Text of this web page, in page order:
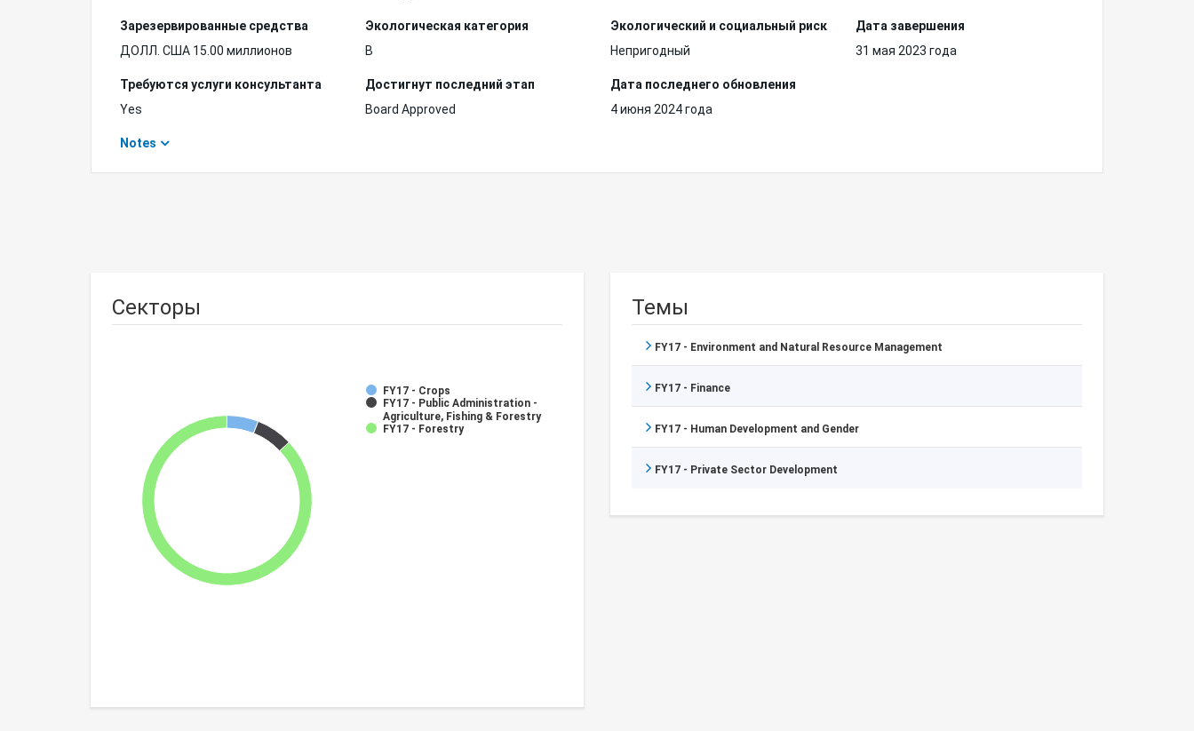
Зарезервированные средства
ДОЛЛ. США 15.00 миллионов
Экологическая категория
B
Экологический и социальный риск
Непригодный
Дата завершения
31 мая 2023 года
Требуются услуги консультанта
Yes
Достигнут последний этап
Board Approved
Дата последнего обновления
4 июня 2024 года
Notes
Секторы
FY17 - Crops
FY17 - Public Administration -
Agriculture, Fishing & Forestry
FY17 - Forestry
Темы
FY17 - Environment and Natural Resource Management
FY17 - Finance
FY17 - Human Development and Gender
FY17 - Private Sector Development